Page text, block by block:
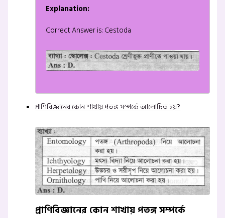
Explanation:
Correct Answer is: Cestoda
প্রাণিবিজ্ঞানের কোন শাখায় পতঙ্গ সম্পর্কে আলোচিত হয়?
প্রাণিবিজ্ঞানের কোন শাখায় পতঙ্গ সম্পর্কে